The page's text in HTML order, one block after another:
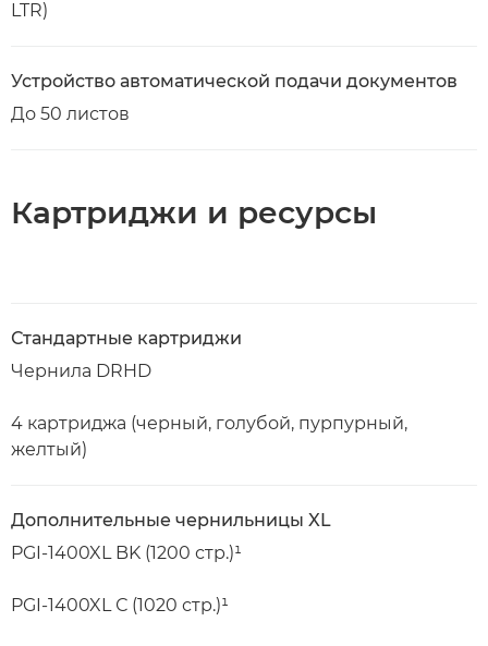
LTR)
Устройство автоматической подачи документов
До 50 листов
Картриджи и ресурсы
Стандартные картриджи
Чернила DRHD
4 картриджа (черный, голубой, пурпурный,
желтый)
Дополнительные чернильницы XL
PGI-1400XL BK (1200 стр.)¹
PGI-1400XL С (1020 стр.)¹